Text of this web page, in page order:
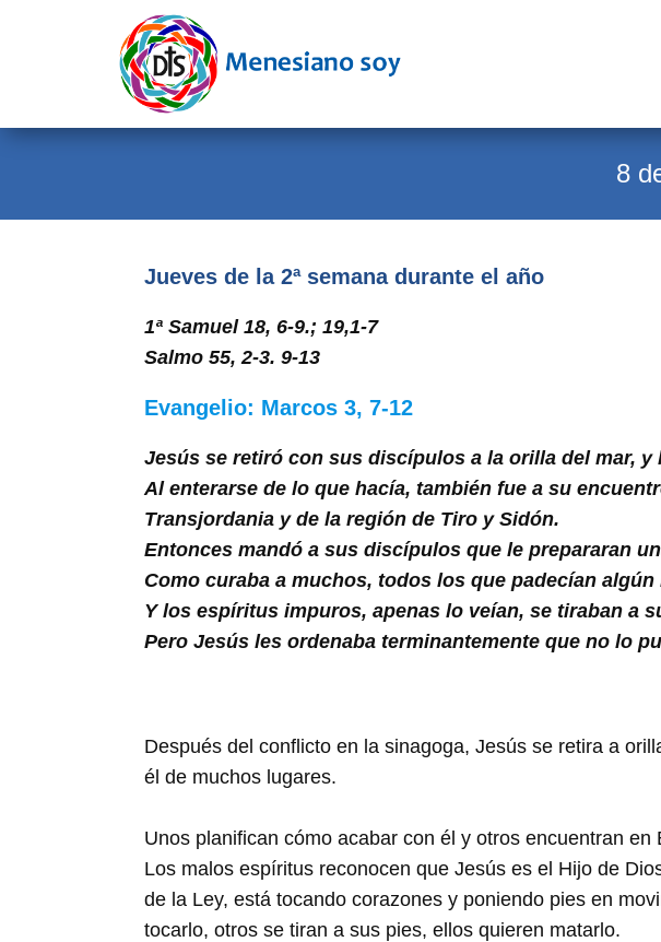
Calendario
Familia Menesiana
Pastoral Vocacional
8
Jueves de la 2ª semana durante el año
1ª Samuel 18, 6-9.; 19,1-7
Salmo 55, 2-3. 9-13
Evangelio: Marcos 3, 7-12
Jesús se retiró con sus discípulos a la orilla del mar, y
Al enterarse de lo que hacía, también fue a su
Transjordania y de la región de Tiro y Sidón.
Entonces mandó a sus discípulos que le prepararan
Como curaba a muchos, todos los que padecían
Y los espíritus impuros, apenas lo veían, se tiraban a
Pero Jesús les ordenaba terminantemente que no lo
Después del conflicto en la sinagoga, Jesús se retira a
él de muchos lugares.
Unos planifican cómo acabar con él y otros encuentran
Los malos espíritus reconocen que Jesús es el Hijo de
de la Ley, está tocando corazones y poniendo pies en
tocarlo, otros se tiran a sus pies, ellos quieren matarlo.